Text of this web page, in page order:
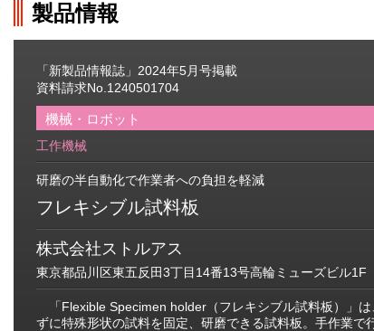
製品情報
「新製品情報誌」2024年5月号掲載
資料請求No.1240501704
機械・ロボット
工作機械
研磨の半自動化で作業者への負担を軽減
フレキシブル試料板
株式会社ストルアス
東京都品川区東五反田3丁目14番13号高輪ミューズビル1F
「Flexible Specimen holder（フレキシブル試料板）」
ずに特殊形状の試料を固定、研磨できる試料板。手作業